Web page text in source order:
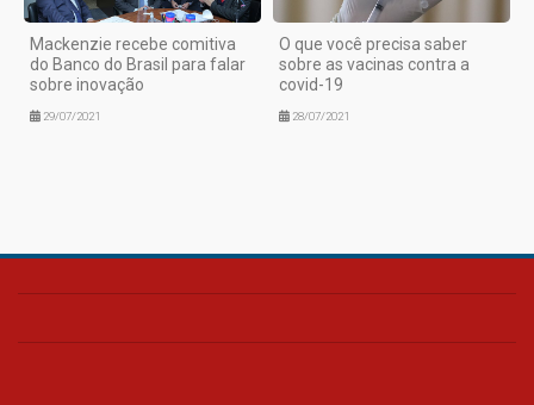
Mackenzie recebe comitiva
do Banco do Brasil para falar
sobre inovação
29/07/2021
O que você precisa saber
sobre as vacinas contra a
covid-19
28/07/2021